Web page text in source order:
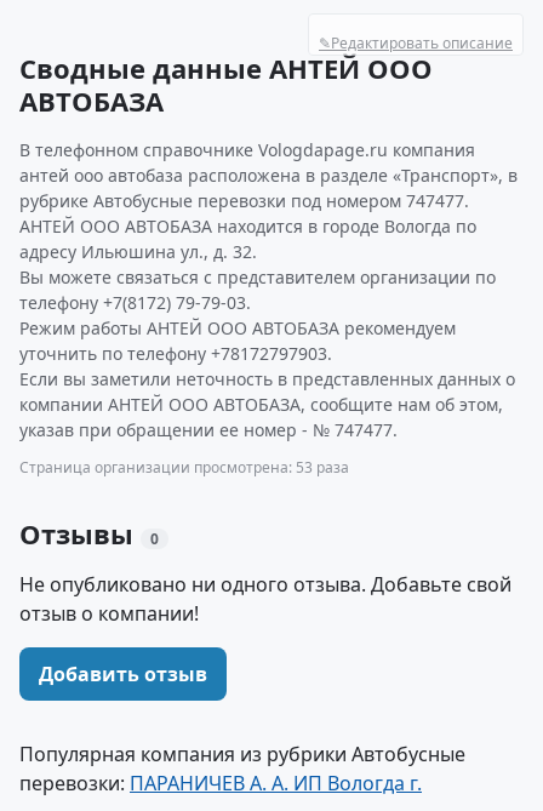
✎Редактировать описание
Сводные данные АНТЕЙ ООО
АВТОБАЗА
В телефонном справочнике Vologdapage.ru компания
антей ооо автобаза расположена в разделе «Транспорт», в
рубрике Автобусные перевозки под номером 747477.
АНТЕЙ ООО АВТОБАЗА находится в городе Вологда по
адресу Ильюшина ул., д. 32.
Вы можете связаться с представителем организации по
телефону +7(8172) 79-79-03.
Режим работы АНТЕЙ ООО АВТОБАЗА рекомендуем
уточнить по телефону +78172797903.
Если вы заметили неточность в представленных данных о
компании АНТЕЙ ООО АВТОБАЗА, сообщите нам об этом,
указав при обращении ее номер - № 747477.
Страница организации просмотрена: 53 раза
Отзывы 0
Не опубликовано ни одного отзыва. Добавьте свой
отзыв о компании!
Добавить отзыв
Популярная компания из рубрики Автобусные
перевозки: ПАРАНИЧЕВ А. А. ИП Вологда г.